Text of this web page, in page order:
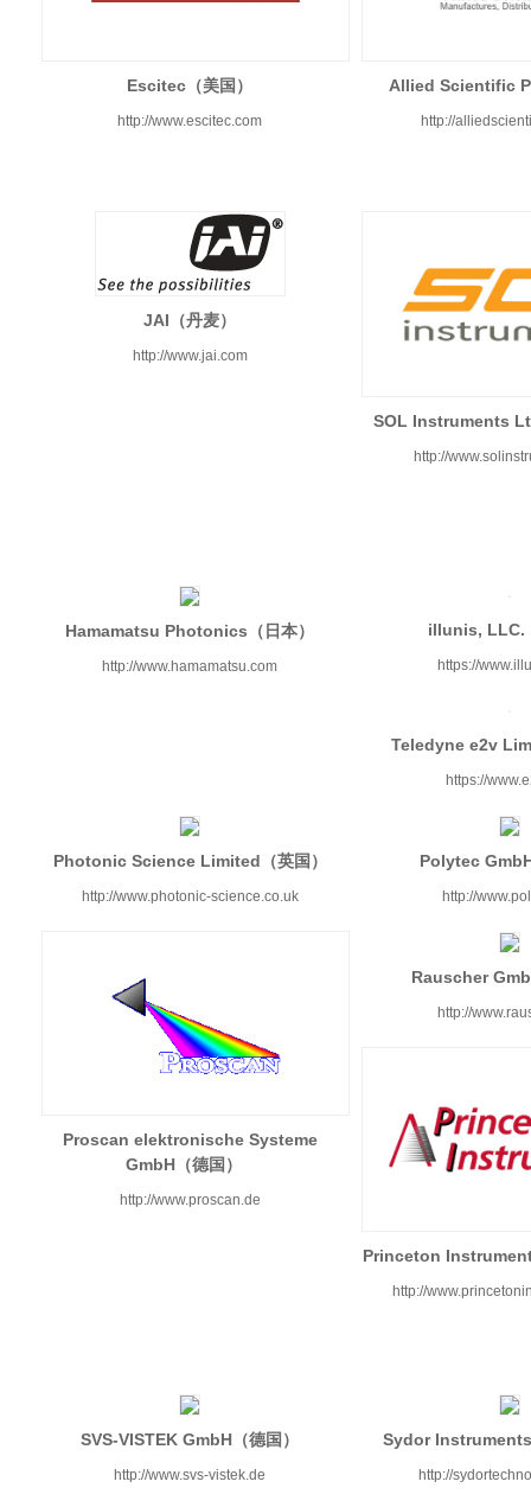
Escitec（美国）
http://www.escitec.com
Allied Scientific
http://
JAI（丹麦）
http://www.jai.com
SOL Instruments
http://
Hamamatsu Photonics（日本）
http://www.hamamatsu.com
illunis, LLC.
https://
Teledyne e2v
https://
Photonic Science Limited（英国）
http://www.photonic-science.co.uk
Polytec
http://
Proscan elektronische Systeme
GmbH（德国）
http://www.proscan.de
Rauscher
http://
Princeton
http://
SVS-VISTEK GmbH（德国）
http://www.svs-vistek.de
Sydor
http://